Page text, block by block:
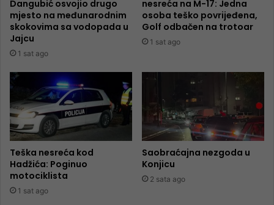
Dangubić osvojio drugo
mjesto na međunarodnim
skokovima sa vodopada u
Jajcu
1 sat ago
nesreća na M-17: Jedna
osoba teško povrijeđena,
Golf odbačen na trotoar
1 sat ago
Teška nesreća kod
Hadžića: Poginuo
motociklista
1 sat ago
Saobraćajna nezgoda u
Konjicu
2 sata ago